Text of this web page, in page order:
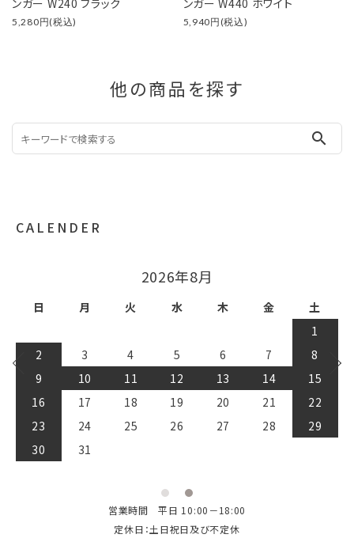
ンガー W240 ブラック
5,280円(税込)
ンガー W440 ホワイト
5,940円(税込)
他の商品を探す
search
CALENDER
2026年9月
日 月 火 水 木 金
土
5
6
7 8 9 10 11
12
13
14 15 16 17 18
19
20
21 22 23 24 25
26
27
28 29 30
営業時間 平日 10:00－18:00
定休日：土日祝日及び不定休